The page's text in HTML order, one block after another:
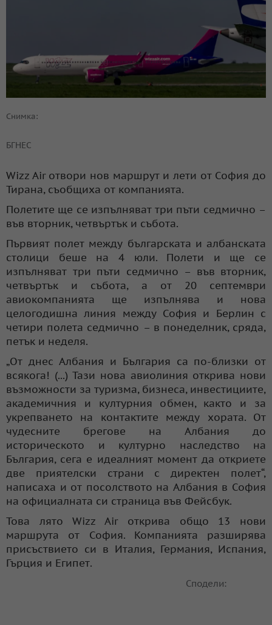
Снимка:
БГНЕС
Wizz Air отвори нов маршрут и лети от София до
Тирана, съобщиха от компанията.
Полетите ще се изпълняват три пъти седмично –
във вторник, четвъртък и събота.
Първият полет между българската и албанската
столици беше на 4 юли. Полети и ще се
изпълняват три пъти седмично – във вторник,
четвъртък и събота, а от 20 септември
авиокомпанията ще изпълнява и нова
целогодишна линия между София и Берлин с
четири полета седмично – в понеделник, сряда,
петък и неделя.
„От днес Албания и България са по-близки от
всякога! (...) Тази нова авиолиния открива нови
възможности за туризма, бизнеса, инвестициите,
академичния и културния обмен, както и за
укрепването на контактите между хората. От
чудесните брегове на Албания до
историческото и културно наследство на
България, сега е идеалният момент да откриете
две приятелски страни с директен полет“,
написаха и от посолството на Албания в София
на официалната си страница във Фейсбук.
Това лято Wizz Air открива общо 13 нови
маршрута от София. Компанията разширява
присъствието си в Италия, Германия, Испания,
Гърция и Египет.
Сподели: